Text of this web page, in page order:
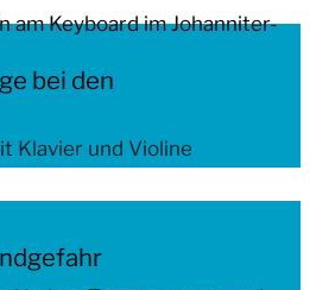
bei den
Klavier und Violine